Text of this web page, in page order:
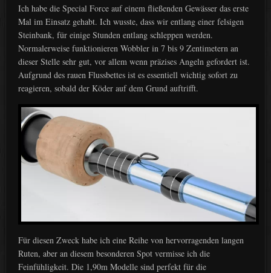
Ich habe die Special Force auf einem fließenden Gewässer das erste
Mal im Einsatz gehabt. Ich wusste, dass wir entlang einer felsigen
Steinbank, für einige Stunden entlang schleppen werden.
Normalerweise funktionieren Wobbler in 7 bis 9 Zentimetern an
dieser Stelle sehr gut, vor allem wenn präzises Angeln gefordert ist.
Aufgrund des rauen Flussbettes ist es essentiell wichtig sofort zu
reagieren, sobald der Köder auf dem Grund auftrifft.
Für diesen Zweck habe ich eine Reihe von hervorragenden langen
Ruten, aber an diesem besonderen Spot vermisse ich die
Feinfühligkeit. Die 1,90m Modelle sind perfekt für die